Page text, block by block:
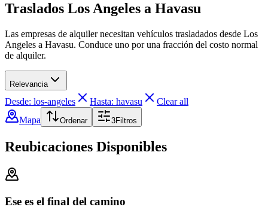
Traslados Los Angeles a Havasu
Las empresas de alquiler necesitan vehículos trasladados desde Los
Angeles a Havasu. Conduce uno por una fracción del costo normal
de alquiler.
Relevancia
Desde: los-angeles Hasta: havasu
Clear all
Mapa
Ordenar 3Filtros
Reubicaciones Disponibles
Ese es el final del camino